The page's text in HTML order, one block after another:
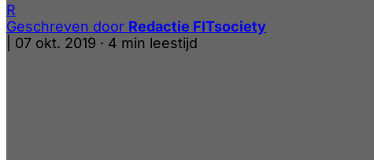
R
Geschreven door Redactie FITsociety
07 okt. 2019 · 4 min leestijd